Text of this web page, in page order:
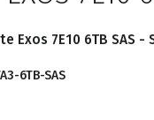
Exos 7E10 6TB SAS -
6TB-SAS